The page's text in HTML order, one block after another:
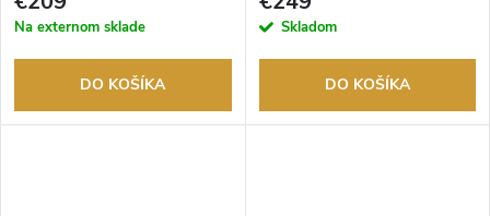
Na externom sklade
DO KOŠÍKA
Skladom
DO KOŠÍKA